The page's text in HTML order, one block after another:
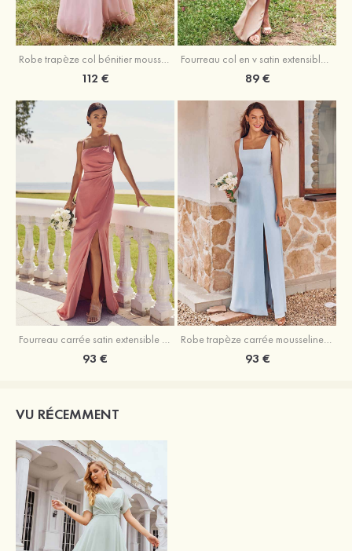
Robe trapèze col bénitier mousseline ras du sol robe de demoiselle d'honneur
112 €
Fourreau col en v satin extensible asymétrique robe de demoiselle d'honneur
89 €
93 € 93 €
VU RÉCEMMENT